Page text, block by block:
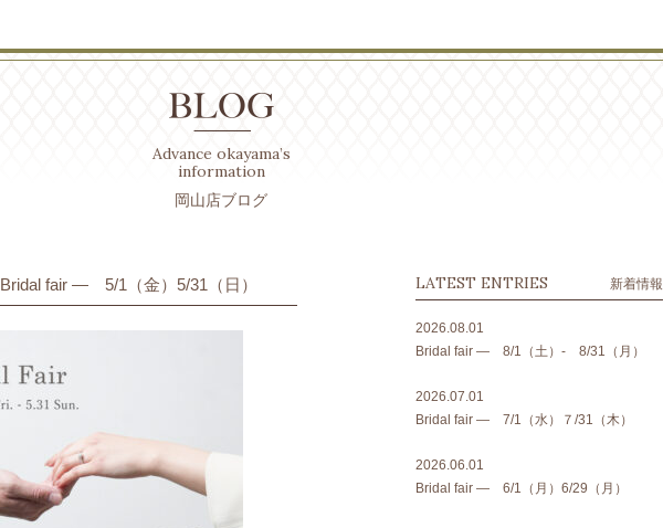
Advance okayama’s
information
岡山店ブログ
Bridal fair ― 5/1（金）5/31（日） LATEST ENTRIES 新着情報
2026.08.01
Bridal fair ― 8/1（土）- 8/31（月）
2026.07.01
Bridal fair ― 7/1（水）７/31（木）
2026.06.01
Bridal fair ― 6/1（月）6/29（月）